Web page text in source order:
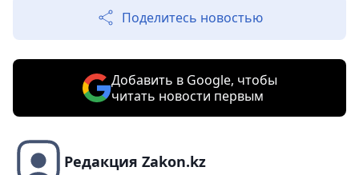
Поделитесь новостью
Добавить в Google, чтобы
читать новости первым
Редакция Zakon.kz